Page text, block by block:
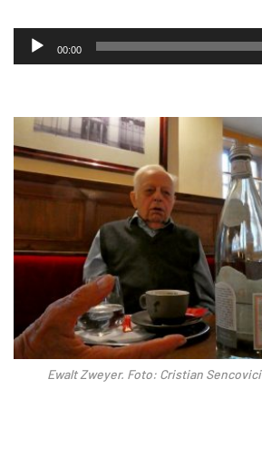
Audio-
Player
00:00
Ewalt Zweyer. Foto: Cristian Sencovici